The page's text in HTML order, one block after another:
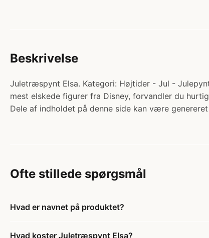
Beskrivelse
Juletræspynt Elsa. Kategori: Højtider - Jul -
mest elskede figurer fra Disney, forvandler du
Dele af indholdet på denne side kan være
Ofte stillede spørgsmål
Hvad er navnet på produktet?
Hvad koster Juletræspynt Elsa?